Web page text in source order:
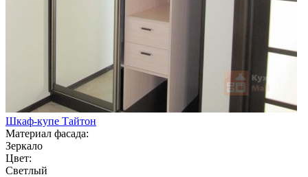
Шкаф-купе Тайтон
Материал фасада:
Зеркало
Цвет:
Светлый